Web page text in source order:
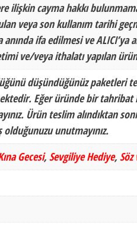
ilişkin cayma hakkı
veya son kullanım tarihi
ifa edilmesi ve ALICI’ya
ve/veya ithalatı yapılan
düşündüğünüz paketleri
Eğer üründe bir
Ürün teslim alındıktan
unutmayınız.
Gecesi, Sevgiliye Hediye,